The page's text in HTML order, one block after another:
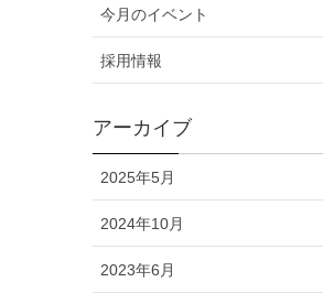
今月のイベント
採用情報
アーカイブ
2025年5月
2024年10月
2023年6月